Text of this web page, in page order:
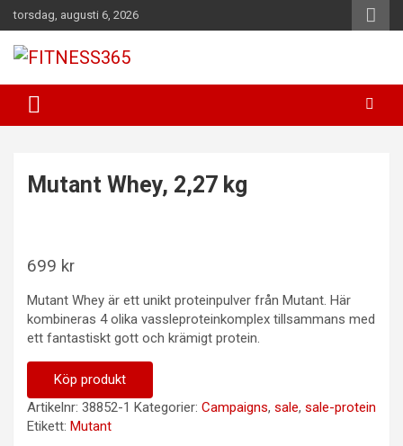
Hoppa
till
innehåll
torsdag, augusti 6, 2026
FITNESS365
Mutant Whey, 2,27 kg
699 kr
Mutant Whey är ett unikt proteinpulver från Mutant. Här
kombineras 4 olika vassleproteinkomplex tillsammans med
ett fantastiskt gott och krämigt protein.
Köp produkt
Artikelnr: 38852-1 Kategorier: Campaigns, sale, sale-protein
Etikett: Mutant